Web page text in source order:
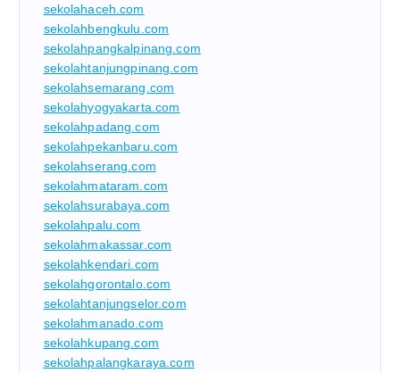
sekolahaceh.com
sekolahbengkulu.com
sekolahpangkalpinang.com
sekolahtanjungpinang.com
sekolahsemarang.com
sekolahyogyakarta.com
sekolahpadang.com
sekolahpekanbaru.com
sekolahserang.com
sekolahmataram.com
sekolahsurabaya.com
sekolahpalu.com
sekolahmakassar.com
sekolahkendari.com
sekolahgorontalo.com
sekolahtanjungselor.com
sekolahmanado.com
sekolahkupang.com
sekolahpalangkaraya.com